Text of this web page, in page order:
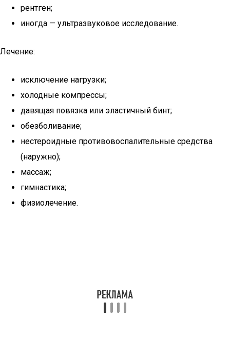
рентген;
иногда — ультразвуковое исследование.
Лечение:
исключение нагрузки;
холодные компрессы;
давящая повязка или эластичный бинт;
обезболивание;
нестероидные противовоспалительные средства
(наружно);
массаж;
гимнастика;
физиолечение.